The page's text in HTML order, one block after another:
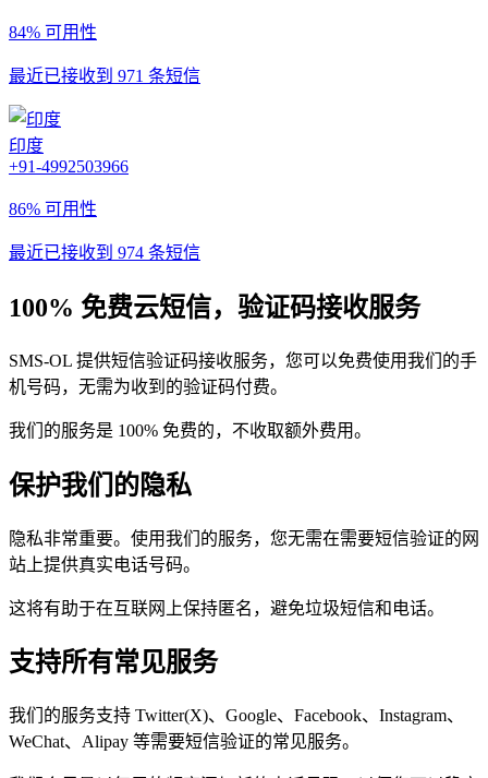
84% 可用性
最近已接收到 971 条短信
印度
+91-4992503966
86% 可用性
最近已接收到 974 条短信
100% 免费云短信，验证码接收服务
SMS-OL 提供短信验证码接收服务，您可以免费使用我们的手
机号码，无需为收到的验证码付费。
我们的服务是 100% 免费的，不收取额外费用。
保护我们的隐私
隐私非常重要。使用我们的服务，您无需在需要短信验证的网
站上提供真实电话号码。
这将有助于在互联网上保持匿名，避免垃圾短信和电话。
支持所有常见服务
我们的服务支持 Twitter(X)、Google、Facebook、Instagram、
WeChat、Alipay 等需要短信验证的常见服务。